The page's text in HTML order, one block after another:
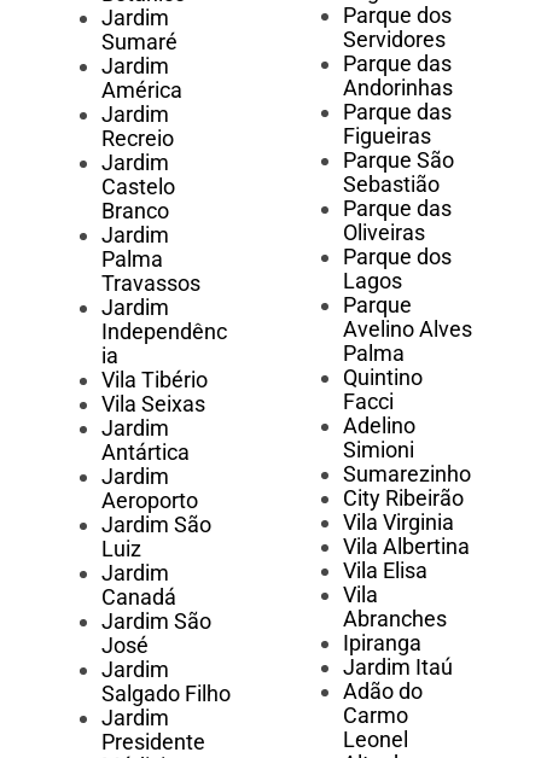
Jardim
Sumaré
Jardim
América
Jardim
Recreio
Jardim
Castelo
Branco
Jardim
Palma
Travassos
Jardim
Independênc
ia
Vila Tibério
Vila Seixas
Jardim
Antártica
Jardim
Aeroporto
Jardim São
Luiz
Jardim
Canadá
Jardim São
José
Jardim
Salgado Filho
Jardim
Presidente
Parque dos
Servidores
Parque das
Andorinhas
Parque das
Figueiras
Parque São
Sebastião
Parque das
Oliveiras
Parque dos
Lagos
Parque
Avelino Alves
Palma
Quintino
Facci
Adelino
Simioni
Sumarezinho
City Ribeirão
Vila Virginia
Vila Albertina
Vila Elisa
Vila
Abranches
Ipiranga
Jardim Itaú
Adão do
Carmo
Leonel